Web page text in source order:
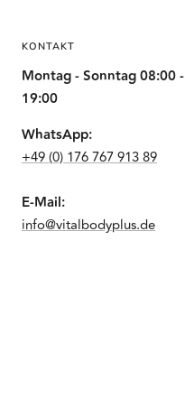
KONTAKT
Montag - Sonntag 08:00 -
19:00
WhatsApp:
+49 (0) 176 767 913 89
E-Mail:
info@vitalbodyplus.de